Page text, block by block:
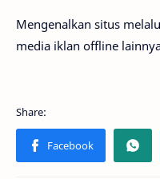
Mengenalkan situs
media iklan offline